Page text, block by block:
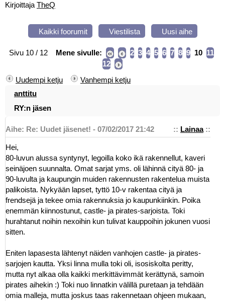
Kirjoittaja TheQ
Kaikki foorumit Viestilista Uusi aihe
Sivu 10 / 12 Mene sivulle: 2 3 4 5 6 7 8 9 10 11
12
Uudempi ketju
Vanhempi ketju
anttitu
RY:n jäsen
:: Lainaa::
Aihe: Re: Uudet jäsenet! - 07/02/2017 21:42
Hei,
80-luvun alussa syntynyt, legoilla koko ikä rakennellut, kaveri
seinäjoen suunnalta. Omat sarjat yms. oli lähinnä cityä 80- ja
90-luvulta ja kaupungin muiden rakennusten rakentelua muista
palikoista. Nykyään lapset, tyttö 10-v rakentaa cityä ja
frendsejä ja tekee omia rakennuksia jo kaupunkiinkin. Poika
enemmän kiinnostunut, castle- ja pirates-sarjoista. Toki
hurahtanut noihin nexoihin kun tulivat kauppoihin jokunen vuosi
sitten.
Eniten lapasesta lähtenyt näiden vanhojen castle- ja pirates-
sarjojen kautta. Yksi linna mulla toki oli, isosiskolta peritty,
mutta nyt alkaa olla kaikki merkittävimmät kerättynä, samoin
pirates aihekin :) Toki nuo linnatkin välillä puretaan ja tehdään
omia malleja, mutta joskus taas rakennetaan ohjeen mukaan,